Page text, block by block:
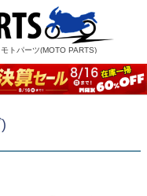
トパーツ(MOTO PARTS)